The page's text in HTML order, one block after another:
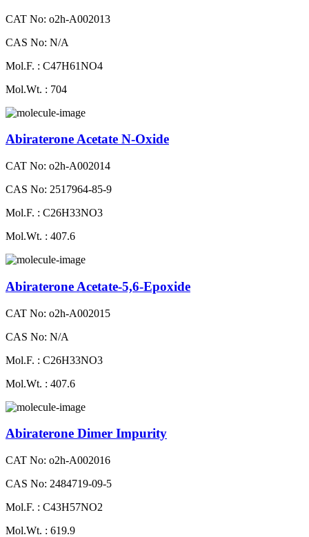
CAT No: o2h-A002013
CAS No: N/A
Mol.F. : C47H61NO4
Mol.Wt. : 704
Abiraterone Acetate N-Oxide
CAT No: o2h-A002014
CAS No: 2517964-85-9
Mol.F. : C26H33NO3
Mol.Wt. : 407.6
Abiraterone Acetate-5,6-Epoxide
CAT No: o2h-A002015
CAS No: N/A
Mol.F. : C26H33NO3
Mol.Wt. : 407.6
Abiraterone Dimer Impurity
CAT No: o2h-A002016
CAS No: 2484719-09-5
Mol.F. : C43H57NO2
Mol.Wt. : 619.9